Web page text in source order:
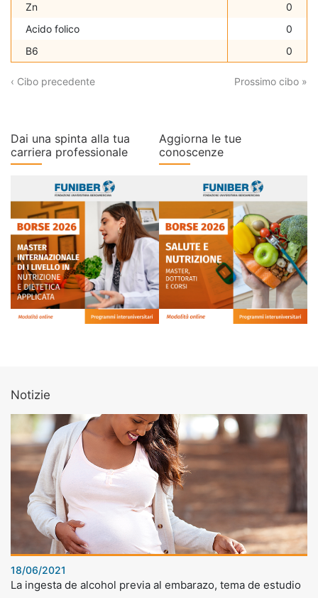
Zn
0
Acido folico
0
B6
0
‹ Cibo precedente Prossimo cibo »
Dai una spinta alla tua
carriera professionale
Aggiorna le tue
conoscenze
Notizie
18/06/2021
La ingesta de alcohol previa al embarazo, tema de estudio